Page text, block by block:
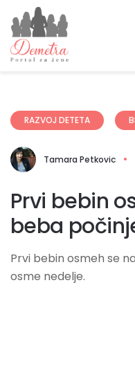
RAZVOJ DETETA
Tamara Petkovic
Prvi bebin
beba
Prvi bebin osmeh se
osme nedelje.